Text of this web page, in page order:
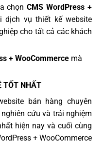
chọnCMS WordPress +
dịch vụ thiết kế website
cho tất cả các khách
+ WooCommerce mà
TỐT NHẤT
bán hàng chuyên
cứu và trải nghiệm
hiện nay và cuối cùng
+ WooCommerce